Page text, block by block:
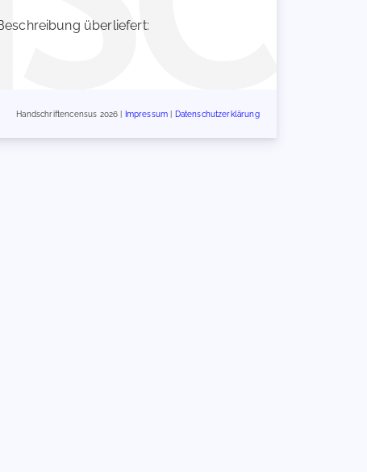
überliefert:
Handschriftencensus 2026 | Impressum Datenschutzerklärung